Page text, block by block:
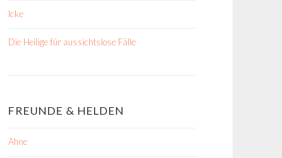
Icke
Die Heilige für aussichtslose Fälle
FREUNDE & HELDEN
Ahne